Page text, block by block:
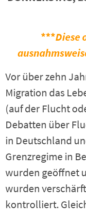
***Diese
Vor über zehn
Migration das
(auf der Flucht
Debatten über
in Deutschland
Grenzregime in
wurden geöffnet
wurden
kontrolliert.